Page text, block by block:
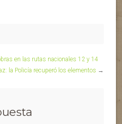
en las rutas nacionales 12 y 14
la Policía recuperó los elementos →